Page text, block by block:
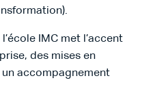
IMC met l’accent
des mises en
accompagnement